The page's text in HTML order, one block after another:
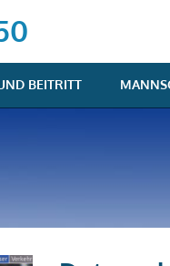
BEITRITT